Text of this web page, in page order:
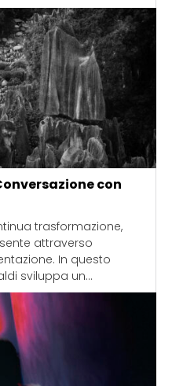
con
trasformazione,
attraverso
In questo
sviluppa un...